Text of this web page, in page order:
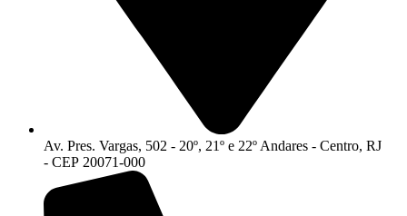
Av. Pres. Vargas, 502 - 20º, 21º e 22º Andares - Centro, RJ
- CEP 20071-000